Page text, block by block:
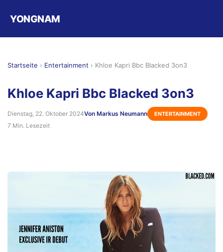
YONGNAM
Startseite › Entertainment › Khloe Kapri Bbc Blacked 3on3
Khloe Kapri Bbc Blacked 3on3
Dienstag, 22. Oktober 2024Von Markus Neumann ENTERTAINMENT
7 Min. Lesezeit